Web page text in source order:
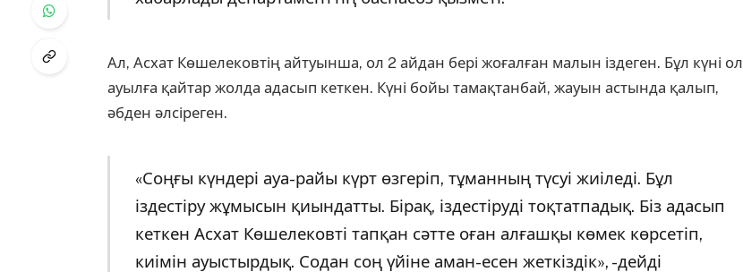
Ал, Асхат Көшелековтің айтуынша, ол 2 айдан бері жоғалған малын іздеген. Бұл күні ол
ауылға қайтар жолда адасып кеткен. Күні бойы тамақтанбай, жауын астында қалып,
әбден әлсіреген.
«Соңғы күндері ауа-райы күрт өзгеріп, тұманның түсуі жиіледі. Бұл
іздестіру жұмысын қиындатты. Бірақ, іздестіруді тоқтатпадық. Біз адасып
кеткен Асхат Көшелековті тапқан сәтте оған алғашқы көмек көрсетіп,
киімін ауыстырдық. Содан соң үйіне аман-есен жеткіздік», -дейді